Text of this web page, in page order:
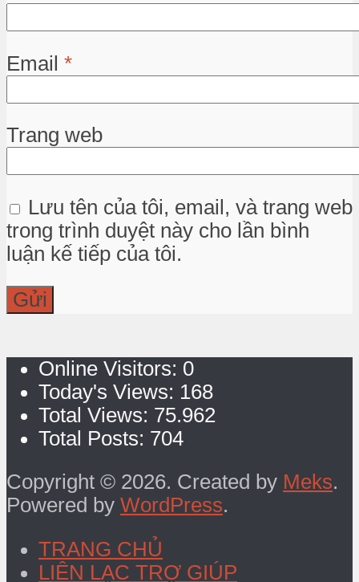
Email *
Trang web
Lưu tên của tôi, email, và trang web
trong trình duyệt này cho lần bình
luận kế tiếp của tôi.
Online Visitors: 0
Today's Views: 168
Total Views: 75.962
Total Posts: 704
Copyright © 2026. Created by Meks.
Powered by WordPress.
TRANG CHỦ
LIÊN LẠC TRỢ GIÚP